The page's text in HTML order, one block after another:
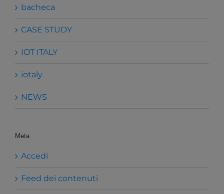
bacheca
CASE STUDY
IOT ITALY
iotaly
NEWS
Meta
Accedi
Feed dei contenuti